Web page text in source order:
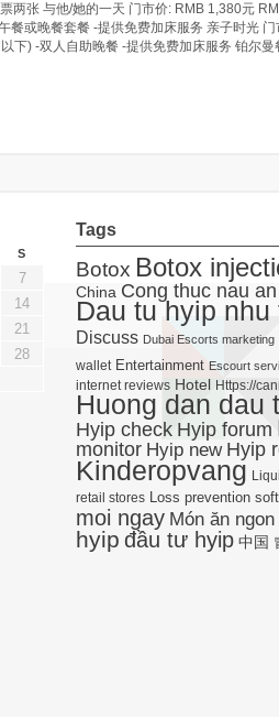
两张 与他/她的一天 门市价: RMB 1,380元
餐或晚餐套餐 -提供免费加床服务 亲子时光
下) -双人自助晚餐 -提供免费加床服务 铂尔
S
7
14
21
28
Tags
Botox Botox
China Cong thuc nau an
Dau tu hyip nhu
Discuss Dubai Escorts marketing
wallet Entertainment Escourt
internet reviews Hotel Https://
Huong dan dau
Hyip check Hyip forum
monitor Hyip new Hyip
Kinderopvang
retail stores Loss prevention
moi ngay Món ăn ngon
hyip đầu tư hyip 中国